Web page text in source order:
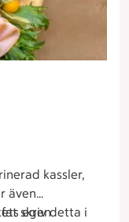
kassler,
även
egen
skriv detta i